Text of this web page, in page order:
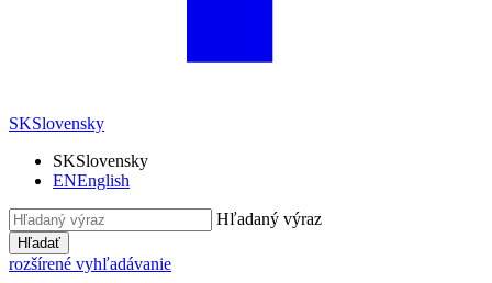
SKSlovensky
SKSlovensky
ENEnglish
Hľadaný výraz
Hľadať
rozšírené vyhľadávanie